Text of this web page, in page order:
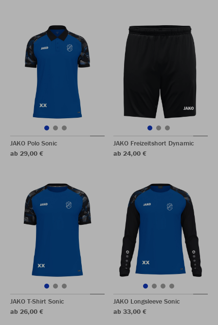
JAKO Polo Sonic
ab 29,00 €
JAKO Freizeitshort Dynamic
ab 24,00 €
JAKO T-Shirt Sonic
ab 26,00 €
JAKO Longsleeve Sonic
ab 33,00 €